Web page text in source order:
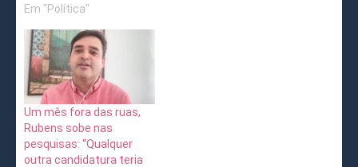
Em "Política"
Um mês fora das ruas,
Rubens sobe nas
pesquisas: “Qualquer
outra candidatura teria